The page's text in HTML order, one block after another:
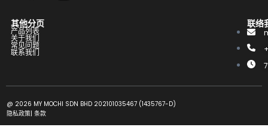
其他分页
产品列表
关于我们
常见问题
联系我们
联络
@ 2026 MY MOCHI SDN BHD 202101035467 (1435767-D)
隐私政策| 条款